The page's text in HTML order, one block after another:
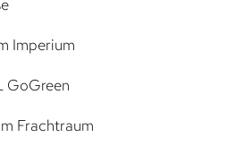
Imperium
GoGreen
Frachtraum